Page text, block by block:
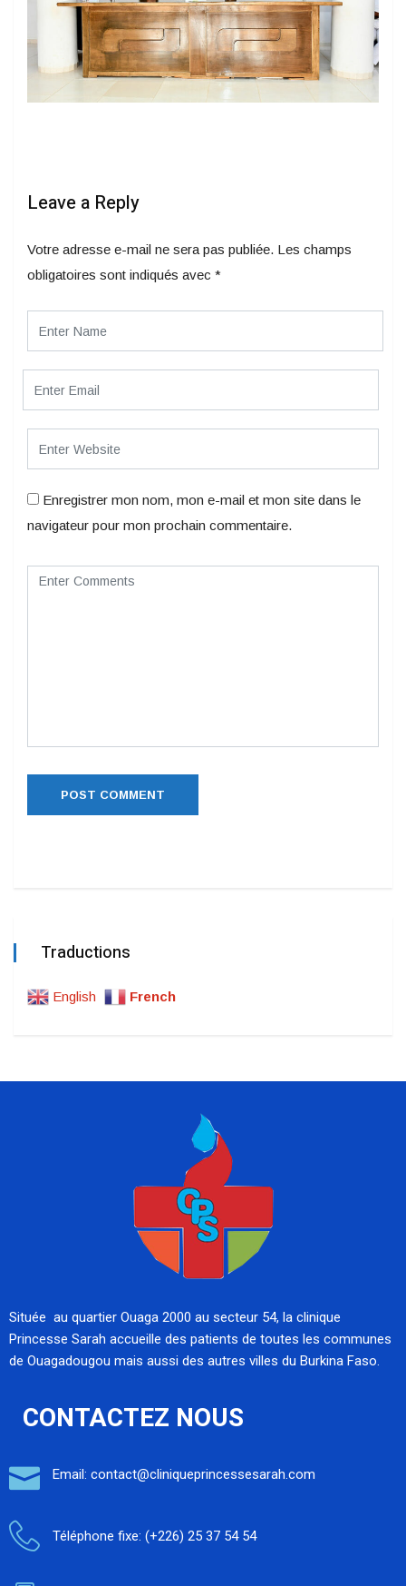
Leave a Reply
Votre adresse e-mail ne sera pas publiée. Les champs
obligatoires sont indiqués avec *
Enregistrer mon nom, mon e-mail et mon site dans le
navigateur pour mon prochain commentaire.
Traductions
English French
Située au quartier Ouaga 2000 au secteur 54, la clinique
Princesse Sarah accueille des patients de toutes les communes
de Ouagadougou mais aussi des autres villes du Burkina Faso.
CONTACTEZ NOUS
Email: contact@cliniqueprincessesarah.com
Téléphone fixe: (+226) 25 37 54 54